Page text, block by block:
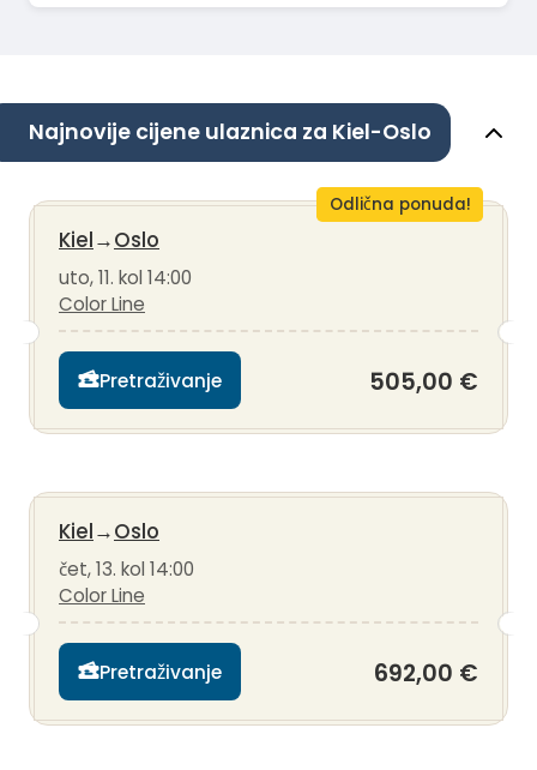
Najnovije cijene ulaznica za Kiel-Oslo
Odlična ponuda!
Kiel→Oslo
uto, 11. kol 14:00
Color Line
Pretraživanje 505,00 €
Kiel→Oslo
čet, 13. kol 14:00
Color Line
Pretraživanje 692,00 €